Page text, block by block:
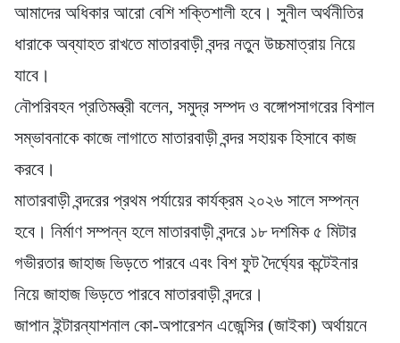
আমাদের অধিকার আরো বেশি শক্তিশালী হবে। সুনীল অর্থনীতির
ধারাকে অব্যাহত রাখতে মাতারবাড়ী বন্দর নতুন উচ্চমাত্রায় নিয়ে
যাবে।
নৌপরিবহন প্রতিমন্ত্রী বলেন, সমুদ্র সম্পদ ও বঙ্গোপসাগরের বিশাল
সম্ভাবনাকে কাজে লাগাতে মাতারবাড়ী বন্দর সহায়ক হিসাবে কাজ
করবে।
মাতারবাড়ী বন্দরের প্রথম পর্যায়ের কার্যক্রম ২০২৬ সালে সম্পন্ন
হবে। নির্মাণ সম্পন্ন হলে মাতারবাড়ী বন্দরে ১৮ দশমিক ৫ মিটার
গভীরতার জাহাজ ভিড়তে পারবে এবং বিশ ফুট দৈর্ঘ্যের কন্টেইনার
নিয়ে জাহাজ ভিড়তে পারবে মাতারবাড়ী বন্দরে।
জাপান ইন্টারন্যাশনাল কো-অপারেশন এজেন্সির (জাইকা) অর্থায়নে